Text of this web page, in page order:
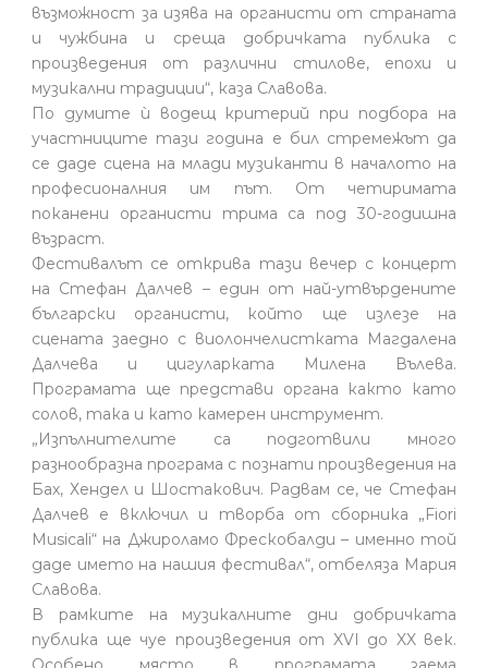
възможност за изява на органисти от страната
и чужбина и среща добричката публика с
произведения от различни стилове, епохи и
музикални традиции“, каза Славова.
По думите ѝ водещ критерий при подбора на
участниците тази година е бил стремежът да
се даде сцена на млади музиканти в началото на
професионалния им път. От четиримата
поканени органисти трима са под 30-годишна
възраст.
Фестивалът се открива тази вечер с концерт
на Стефан Далчев – един от най-утвърдените
български органисти, който ще излезе на
сцената заедно с виолончелистката Магдалена
Далчева и цигуларката Милена Вълева.
Програмата ще представи органа както като
солов, така и като камерен инструмент.
„Изпълнителите са подготвили много
разнообразна програма с познати произведения на
Бах, Хендел и Шостакович. Радвам се, че Стефан
Далчев е включил и творба от сборника „Fiori
Musicali“ на Джироламо Фрескобалди – именно той
даде името на нашия фестивал“, отбеляза Мария
Славова.
В рамките на музикалните дни добричката
публика ще чуе произведения от XVI до XX век.